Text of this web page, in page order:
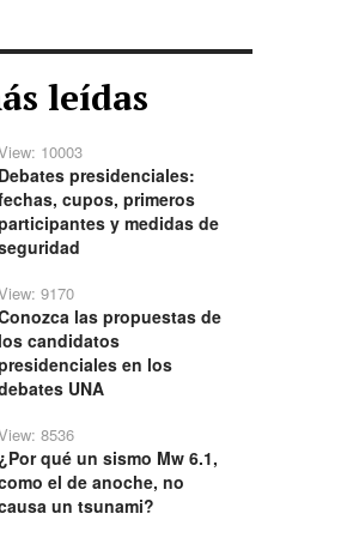
leídas
10003
Debates presidenciales:
cupos, primeros
y medidas de
9170
las propuestas de
los candidatos
en los
UNA
8536
qué un sismo Mw 6.1,
el de anoche, no
un tsunami?